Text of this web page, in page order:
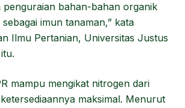
penguraian bahan-bahan organik
imun tanaman,” kata
Ilmu Pertanian, Universitas Justus
mampu mengikat nitrogen dari
maksimal. Menurut